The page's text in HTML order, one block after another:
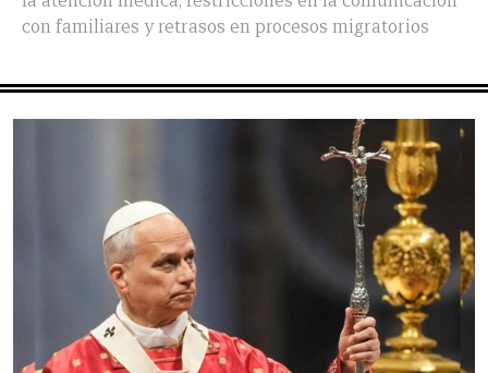
con familiares y retrasos en procesos migratorios